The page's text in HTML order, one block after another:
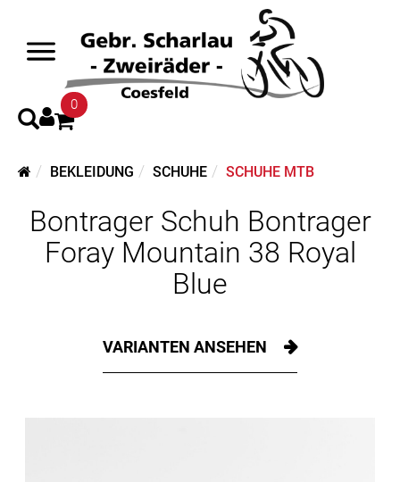
0
BEKLEIDUNG SCHUHE SCHUHE MTB
Bontrager Schuh Bontrager
Foray Mountain 38 Royal
Blue
VARIANTEN ANSEHEN